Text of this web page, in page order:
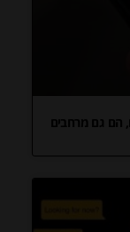
הם גם מרחבים